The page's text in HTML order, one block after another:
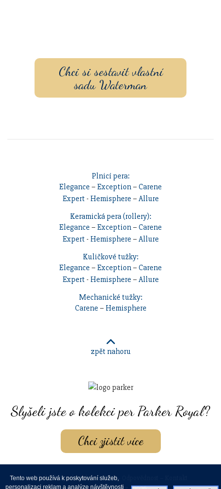
Tento web používá k poskytování služeb,
personalizaci reklam a analýze návštěvnosti
Chci si sestavit vlastní
sadu Waterman
Plnicí pera:
Elegance – Exception – Carene
Expert - Hemisphere – Allure
Keramická pera (rollery):
Elegance – Exception – Carene
Expert - Hemisphere – Allure
Kuličkové tužky:
Elegance – Exception – Carene
Expert - Hemisphere – Allure
Mechanické tužky:
Carene – Hemisphere
zpět nahoru
Slyšeli jste o kolekci per Parker Royal?
Chci zjistit více
Obchodní podmínky–GDPR–